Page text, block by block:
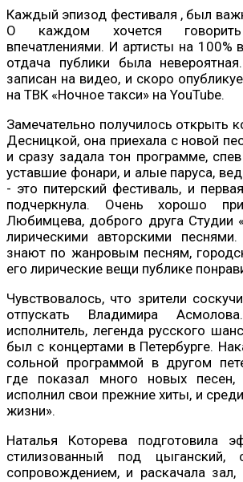
Каждый эпизод фестиваля , был
О каждом хочется
впечатлениями. И артисты на 100%
отдача публики была
записан на видео, и скоро
на ТВК «Ночное такси» на YouTube.
Замечательно получилось открыть
Десницкой, она приехала с новой
и сразу задала тон программе,
уставшие фонари, и алые паруса,
- это питерский фестиваль, и
подчеркнула. Очень хорошо
Любимцева, доброго друга Студии
лирическими авторскими
знают по жанровым песням,
его лирические вещи публике
Чувствовалось, что зрители
отпускать Владимира
исполнитель, легенда русского
был с концертами в Петербурге.
сольной программой в другом
где показал много новых
исполнил свои прежние хиты, и
жизни».
Наталья Которева подготовила
стилизованный под цыганский,
сопровождением, и раскачала зал,